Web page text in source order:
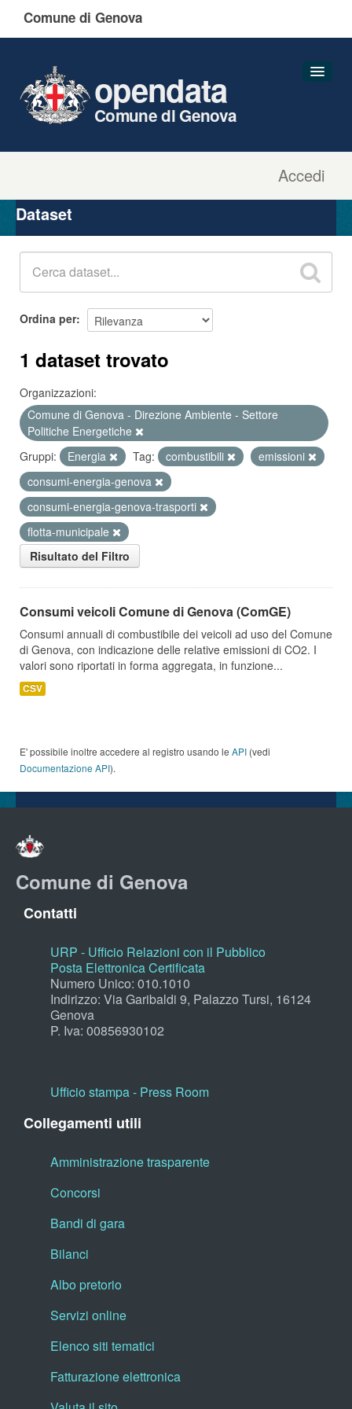
Comune di Genova
Accedi
opendata
Comune di Genova
Organizzazioni
Gruppi
Dataset
Ordina per
1 dataset trovato
Organizzazioni:
Comune di Genova - Direzione Ambiente - Settore
Politiche Energetiche
Gruppi:
Energia Tag: combustibili
emissioni
consumi-energia-genova
consumi-energia-genova-trasporti
flotta-municipale
Risultato del Filtro
Consumi veicoli Comune di Genova (ComGE)
Consumi annuali di combustibile dei veicoli ad uso del Comune
di Genova, con indicazione delle relative emissioni di CO2. I
valori sono riportati in forma aggregata, in funzione...
CSV
E' possibile inoltre accedere al registro usando le API (vedi
Documentazione API).
Comune di Genova
Contatti
URP - Ufficio Relazioni con il Pubblico
Posta Elettronica Certificata
Numero Unico: 010.1010
Indirizzo: Via Garibaldi 9, Palazzo Tursi, 16124
Genova
P. Iva: 00856930102
Ufficio stampa - Press Room
Collegamenti utili
Amministrazione trasparente
Concorsi
Bandi di gara
Bilanci
Albo pretorio
Servizi online
Elenco siti tematici
Fatturazione elettronica